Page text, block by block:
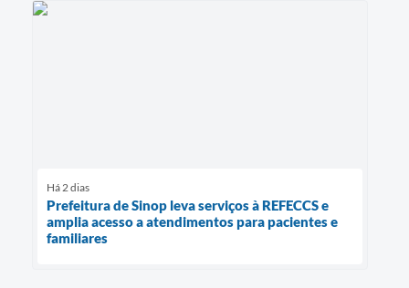
Há 2 dias
Prefeitura de Sinop leva serviços à REFECCS e
amplia acesso a atendimentos para pacientes e
familiares